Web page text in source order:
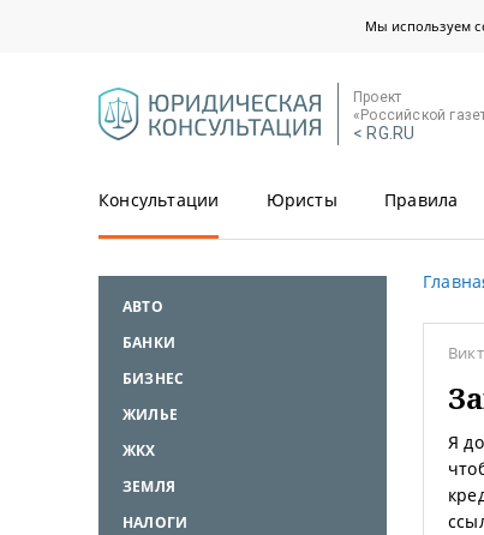
Мы используем
Проект
«Российской
< RG.RU
Консультации Юристы Правила
АВТО
БАНКИ
БИЗНЕС
ЖИЛЬЕ
ЖКХ
ЗЕМЛЯ
НАЛОГИ
Я